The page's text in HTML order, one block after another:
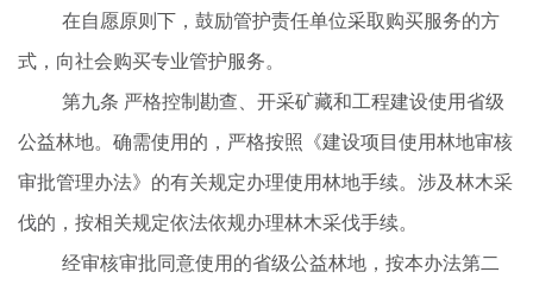
在自愿原则下，鼓励管护责任单位采取购买服务的方
式，向社会购买专业管护服务。
第九条 严格控制勘查、开采矿藏和工程建设使用省级
公益林地。确需使用的，严格按照《建设项目使用林地审核
审批管理办法》的有关规定办理使用林地手续。涉及林木采
伐的，按相关规定依法依规办理林木采伐手续。
经审核审批同意使用的省级公益林地，按本办法第二